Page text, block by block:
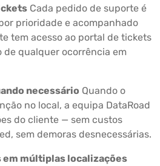
Cada pedido de suporte é
prioridade e acompanhado
tem acesso ao portal de tickets
de qualquer ocorrência em
necessário Quando o
no local, a equipa DataRoad
do cliente — sem custos
sem demoras desnecessárias.
múltiplas localizações